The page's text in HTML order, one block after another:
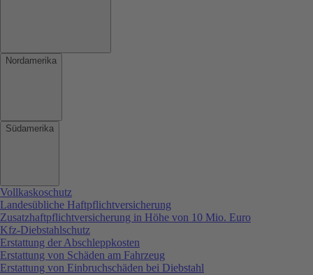
Nordamerika
Südamerika
Vollkaskoschutz
Landesübliche Haftpflichtversicherung
Zusatzhaftpflichtversicherung in Höhe von 10 Mio. Euro
Kfz-Diebstahlschutz
Erstattung der Abschleppkosten
Erstattung von Schäden am Fahrzeug
Erstattung von Einbruchschäden bei Diebstahl